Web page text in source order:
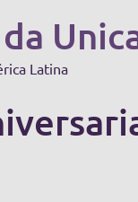
Latina